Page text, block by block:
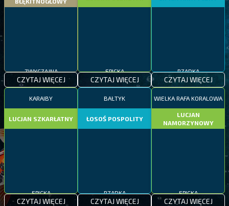
ZWYCZAJNA
CZYTAJ WIĘCEJ
EPICKA
CZYTAJ WIĘCEJ
RZADKA
CZYTAJ WIĘCEJ
KARAIBY
LUCJAN SZKARŁATNY
EPICKA
CZYTAJ WIĘCEJ
BAŁTYK
ŁOSOŚ POSPOLITY
RZADKA
CZYTAJ WIĘCEJ
WIELKA RAFA KORALOWA
LUCJAN
NAMORZYNOWY
EPICKA
CZYTAJ WIĘCEJ